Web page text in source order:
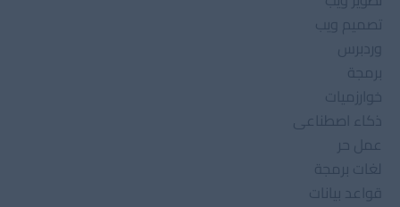
تصميم ويب
وردبرس
برمجة
خوارزميات
ذكاء اصطناعى
عمل حر
لغات برمجة
قواعد بيانات